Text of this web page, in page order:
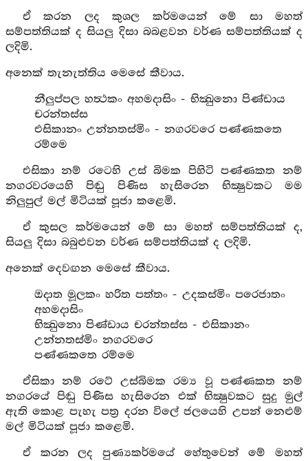
ඒ කරන ලද කුශල කර්මයෙන් මේ සා මහත්
සම්පත්තියක් ද සියලු දිසා බබළවන වර්ණ සම්පත්තියක් ද
ලදිමි.
අනෙක් තැනැත්තිය මෙසේ කීවාය.
නීලුප්පල හත්‍ථකං අහමදාසිං - භික්‍ඛුනො පිණ්ඩාය
චරන්තස්ස
එසිකානං උන්නතස්මිං - නගරවරෙ පණ්ණකතෙ
රම්මෙ
එසිකා නම් රටෙහි උස් බිමක පිහිටි පණ්ණකත නම්
නගරවරයෙහි පිඬු පිණිස හැසිරෙන භික්‍ෂුවකට මම
නිලුපුල් මල් මිටියක් පූජා කළෙමි.
ඒ කුසල කර්මයෙන් මේ සා මහත් සම්පත්තියක් ද,
සියලු දිසා බබුළුවන වර්ණ සම්පත්තියක් ද ලදිමි.
අනෙක් දෙවඟන මෙසේ කීවාය.
ඔදාත මූලකං හරිත පත්තං - උදකස්මිං පරෙජාතං
අහමදාසිං
භික්‍ඛුනො පිණ්ඩාය චරන්තස්ස - එසිකානං
උන්නතස්මිං නගරවරෙ
පණ්ණකතෙ රම්මෙ
ඒසිකා නම් රටේ උස්බිමක රම්‍ය වූ පණ්ණකත නම්
නගරයේ පිඬු පිණිස හැසිරෙන එක් භික්‍ෂුවකට සුදු මුල්
ඇති කොළ පැහැ පත්‍ර දරන විලේ ජලයෙහි උපන් නෙළුම්
මල් මිටියක් පූජා කළෙමි.
ඒ කරන ලද පුණ්‍යකර්මයේ හේතුවෙන් මේ මහත්